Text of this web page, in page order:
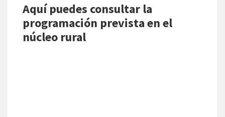
Aquí puedes consultar la
programación prevista en el
núcleo rural